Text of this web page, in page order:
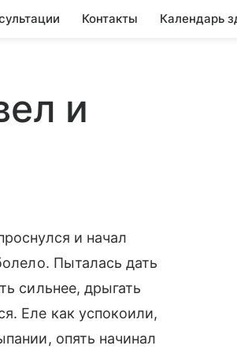
Контакты Календарь
и
и начал
Пыталась дать
сильнее, дрыгать
Еле как успокоили,
опять начинал